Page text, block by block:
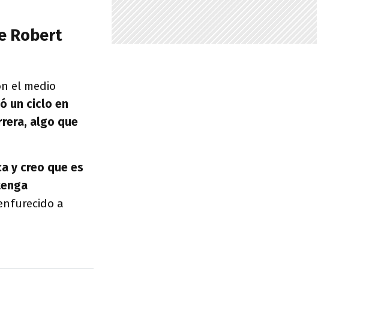
Robert
el medio
un ciclo en
algo que
y creo que es
a